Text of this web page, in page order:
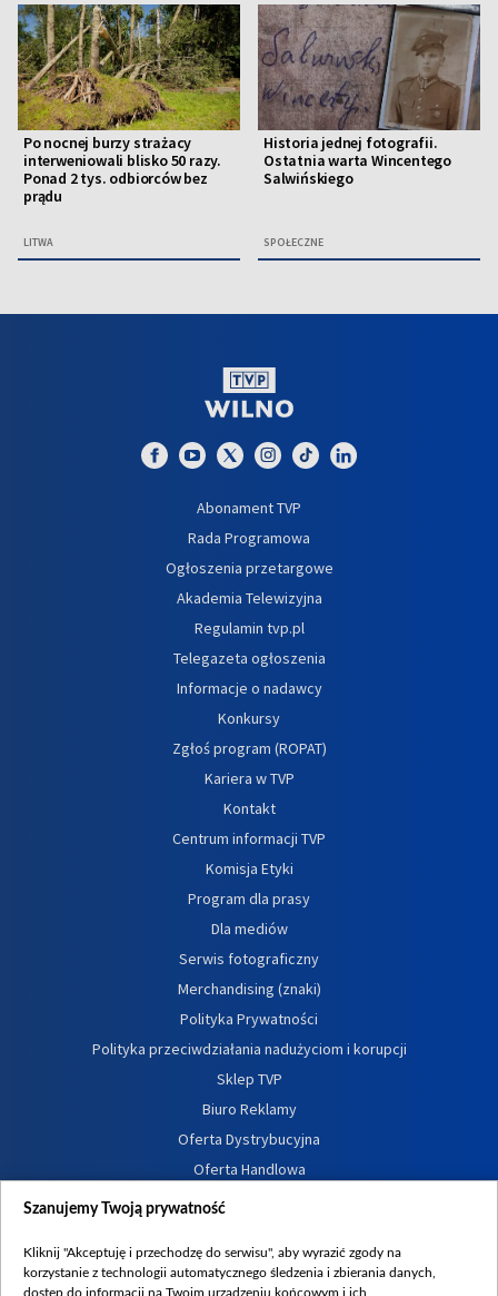
Po nocnej burzy strażacy
interweniowali blisko 50 razy.
Ponad 2 tys. odbiorców bez
prądu
LITWA
Historia jednej fotografii.
Ostatnia warta Wincentego
Salwińskiego
SPOŁECZNE
Abonament TVP
Rada Programowa
Ogłoszenia przetargowe
Akademia Telewizyjna
Regulamin tvp.pl
Telegazeta ogłoszenia
Informacje o nadawcy
Konkursy
Zgłoś program (ROPAT)
Kariera w TVP
Kontakt
Centrum informacji TVP
Komisja Etyki
Program dla prasy
Dla mediów
Serwis fotograficzny
Merchandising (znaki)
Polityka Prywatności
Polityka przeciwdziałania nadużyciom i korupcji
Sklep TVP
Biuro Reklamy
Oferta Dystrybucyjna
Oferta Handlowa
Dostępność
Procedura zgłoszeń wewnętrznych
Szanujemy Twoją prywatność
Kliknij "Akceptuję i przechodzę do serwisu", aby wyrazić zgody na
korzystanie z technologii automatycznego śledzenia i zbierania danych,
dostęp do informacji na Twoim urządzeniu końcowym i ich